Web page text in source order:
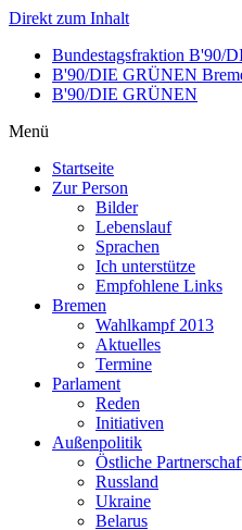
Direkt zum Inhalt
Bundestagsfraktion B'90/
B'90/DIE GRÜNEN
B'90/DIE GRÜNEN
Menü
Startseite
Zur Person
Bilder
Lebenslauf
Sprachen
Ich unterstütze
Empfohlene Links
Bremen
Wahlkampf 2013
Aktuelles
Termine
Parlament
Reden
Initiativen
Außenpolitik
Östliche
Russland
Ukraine
Belarus